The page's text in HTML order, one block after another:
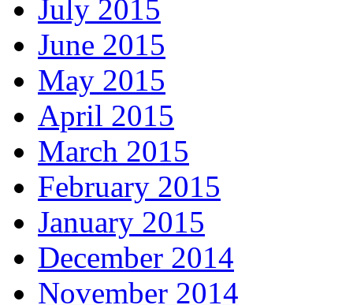
July 2015
June 2015
May 2015
April 2015
March 2015
February 2015
January 2015
December 2014
November 2014